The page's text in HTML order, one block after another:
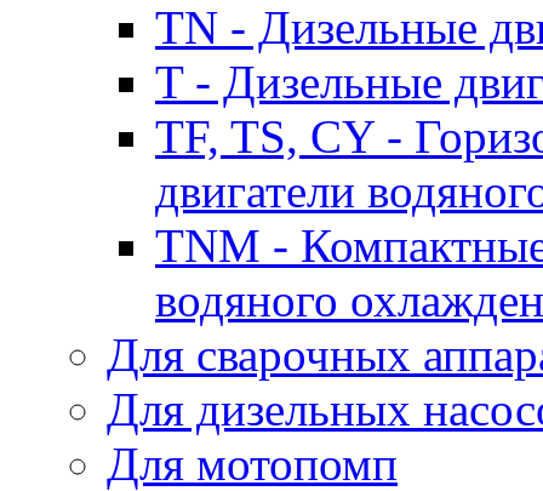
TN - Дизельные
T - Дизельные
TF, TS, CY -
двигатели
TNM -
водяного
Для сварочных
Для дизельных
Для мотопомп